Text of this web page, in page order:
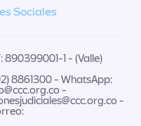
Sociales
890399001-1 - (Valle)
8861300 - WhatsApp:
-
-